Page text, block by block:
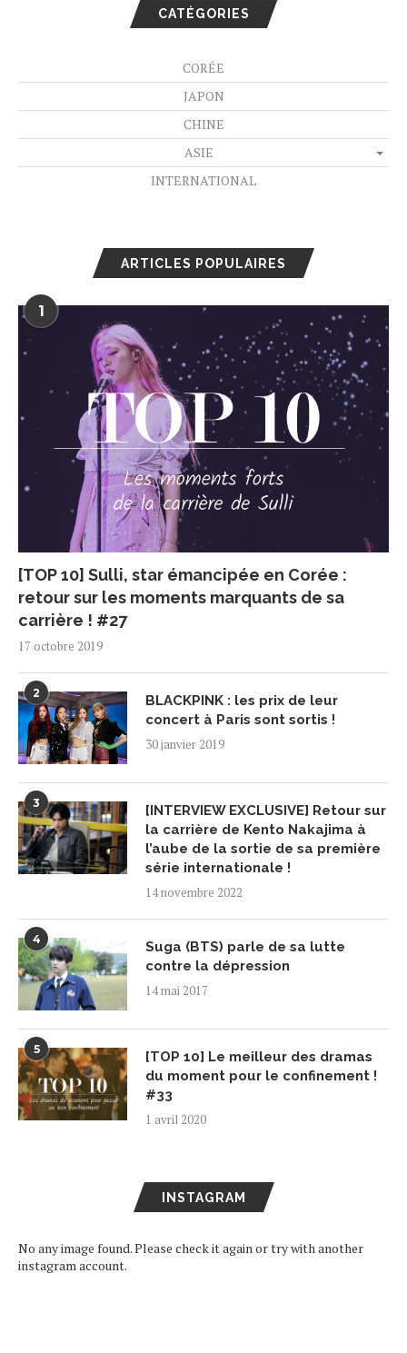
CATÉGORIES
CORÉE
JAPON
CHINE
ASIE
INTERNATIONAL
ARTICLES POPULAIRES
1
[TOP 10] Sulli, star émancipée en Corée :
retour sur les moments marquants de sa
carrière ! #27
17 octobre 2019
2
BLACKPINK : les prix de leur
concert à Paris sont sortis !
30 janvier 2019
3
[INTERVIEW EXCLUSIVE] Retour sur
la carrière de Kento Nakajima à
l’aube de la sortie de sa première
série internationale !
14 novembre 2022
4
Suga (BTS) parle de sa lutte
contre la dépression
14 mai 2017
5
[TOP 10] Le meilleur des dramas
du moment pour le confinement !
#33
1 avril 2020
INSTAGRAM
No any image found. Please check it again or try with another
instagram account.